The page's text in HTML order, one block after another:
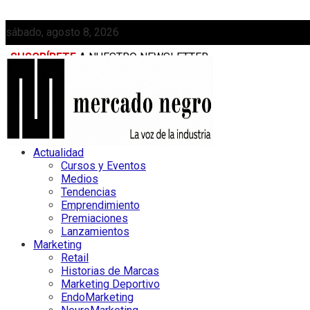
sábado, agosto 8, 2026
SUSCRÍBETE A NUESTRO NEWSLETTER
MEDIAKIT
Actualidad
Cursos y Eventos
Medios
Tendencias
Emprendimiento
Premiaciones
Lanzamientos
Marketing
Retail
Historias de Marcas
Marketing Deportivo
EndoMarketing